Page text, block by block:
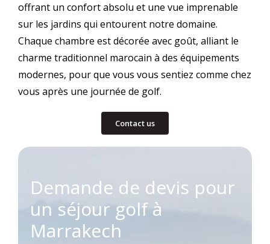
offrant un confort absolu et une vue imprenable
sur les jardins qui entourent notre domaine.
Chaque chambre est décorée avec goût, alliant le
charme traditionnel marocain à des équipements
modernes, pour que vous vous sentiez comme chez
vous après une journée de golf.
Contact us
Demande de devis pour
un séjour golf à
Marrakech